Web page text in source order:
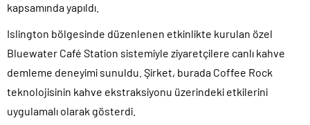
kapsamında yapıldı.
Islington bölgesinde düzenlenen etkinlikte kurulan özel
Bluewater Café Station sistemiyle ziyaretçilere canlı kahve
demleme deneyimi sunuldu. Şirket, burada Coffee Rock
teknolojisinin kahve ekstraksiyonu üzerindeki etkilerini
uygulamalı olarak gösterdi.